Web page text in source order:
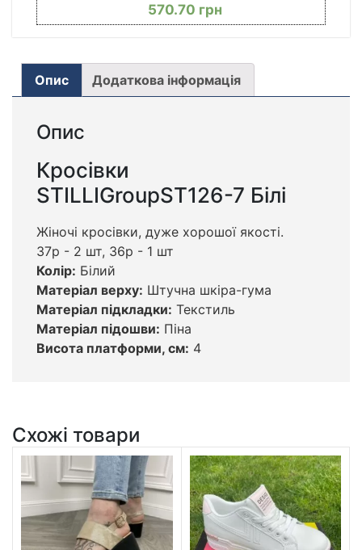
570.70 грн
Опис Додаткова інформація
Опис
Кросівки
STILLIGroupST126-7 Білі
Жіночі кросівки, дуже хорошої якості.
37р - 2 шт, 36р - 1 шт
Колір: Білий
Матеріал верху: Штучна шкіра-гума
Матеріал підкладки: Текстиль
Матеріал підошви: Піна
Висота платформи, см: 4
Схожі товари